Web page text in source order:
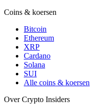
Coins & koersen
Bitcoin
Ethereum
XRP
Cardano
Solana
SUI
Alle coins & koersen
Over Crypto Insiders